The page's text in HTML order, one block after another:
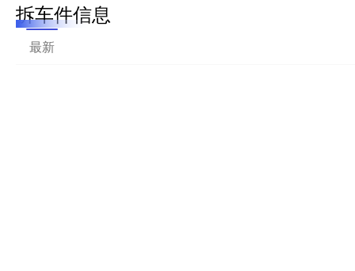
拆车件信息
最新